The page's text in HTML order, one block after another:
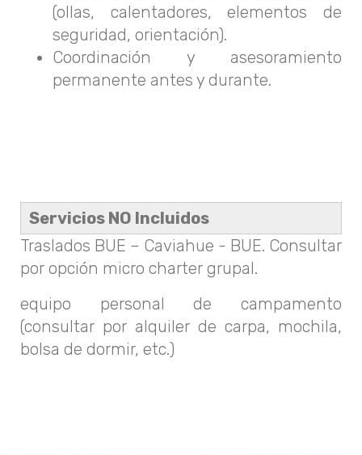
(ollas, calentadores, elementos de
seguridad, orientación).
Coordinación y asesoramiento
permanente antes y durante.
Servicios NO Incluidos
Traslados BUE – Caviahue - BUE. Consultar
por opción micro charter grupal.
equipo personal de campamento
(consultar por alquiler de carpa, mochila,
bolsa de dormir, etc.)